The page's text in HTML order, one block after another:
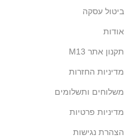
ביטול עסקה
אודות
תקנון אתר M13
מדיניות החזרות
משלוחים ותשלומים
מדיניות פרטיות
הצהרת נגישות